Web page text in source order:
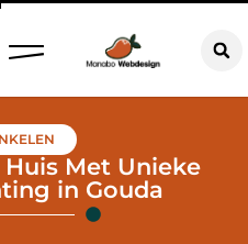
Met Unieke
in Gouda